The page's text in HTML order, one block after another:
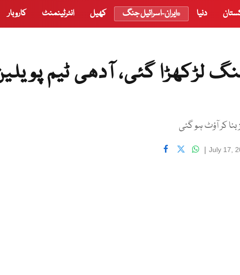
دنیا ایران-اسرائیل جنگ کھیل انٹرٹینمنٹ کاروبار
لڑکھڑا گئی، آدھی ٹیم
July 17,
|